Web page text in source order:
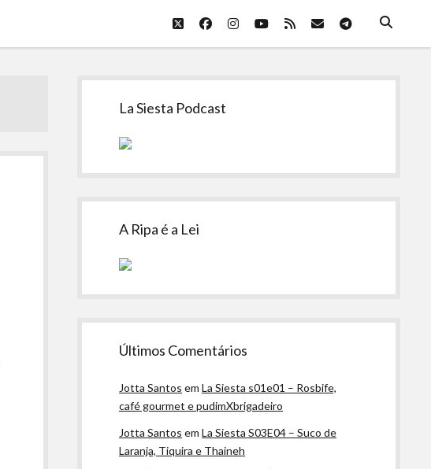
twitterfacebookinstagram
youtube
rss emailtelegram
Sidebar
La Siesta Podcast
A Ripa é a Lei
Últimos Comentários
Jotta Santos emLa Siesta s01e01 – Rosbife,
café gourmet e pudimXbrigadeiro
Jotta Santos emLa Siesta S03E04 – Suco de
Laranja, Tiquira e Thaineh